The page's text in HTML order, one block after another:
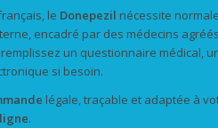
le Donepezil nécessite
encadré par des médecins
un questionnaire médical,
si besoin.
légale, traçable et adaptée à
ligne.